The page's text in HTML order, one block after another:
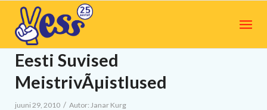
Eesti Suvised
MeistrivÃµistlused
juuni 29, 2010 / Autor: Janar Kurg